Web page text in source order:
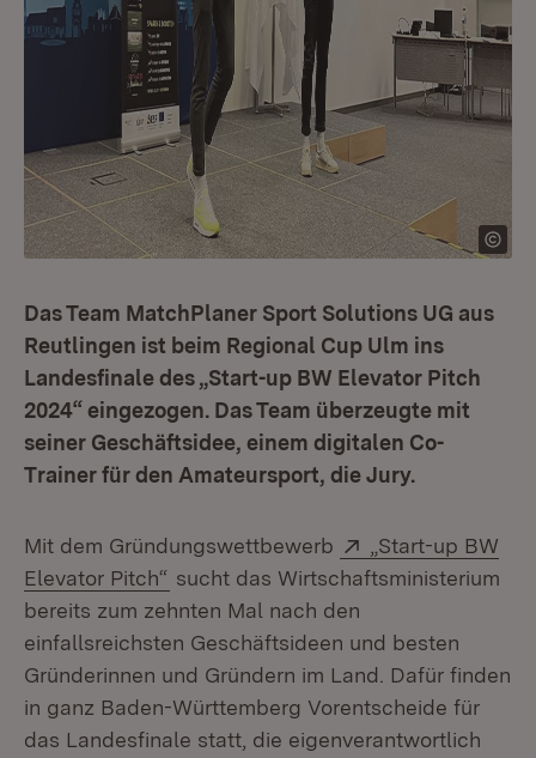
Das Team MatchPlaner Sport Solutions UG aus
Reutlingen ist beim Regional Cup Ulm ins
Landesfinale des „Start-up BW Elevator Pitch
2024“ eingezogen. Das Team überzeugte mit
seiner Geschäftsidee, einem digitalen Co-
Trainer für den Amateursport, die Jury.
Mit dem Gründungswettbewerb Extern:
„Start-up BW
Elevator Pitch“ (Öffnet in neuem Fenster)
sucht das Wirtschaftsministerium
bereits zum zehnten Mal nach den
einfallsreichsten Geschäftsideen und besten
Gründerinnen und Gründern im Land. Dafür finden
in ganz Baden-Württemberg Vorentscheide für
das Landesfinale statt, die eigenverantwortlich